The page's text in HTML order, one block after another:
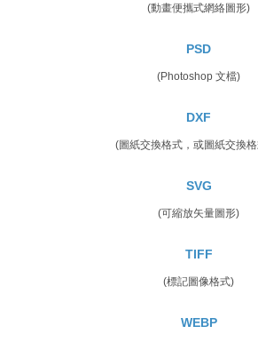
(動畫便攜式網絡圖形)
PSD
(Photoshop 文檔)
DXF
(圖紙交換格式，或圖紙交換
SVG
(可縮放矢量圖形)
TIFF
(標記圖像格式)
WEBP